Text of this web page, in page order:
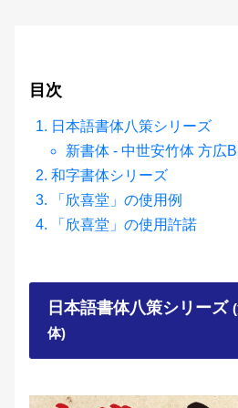
目次
日本語書体八策シリーズ
新書体 - 中世安竹体 方広
和字書体シリーズ
「欣喜堂」の使用例
「欣喜堂」の使用許諾
日本語書体八策シリーズ
体)